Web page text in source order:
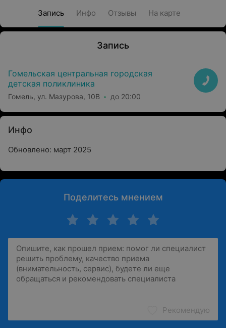
Запись Инфо Отзывы На карте
Запись
Гомельская центральная городская
детская поликлиника
Гомель, ул. Мазурова, 10В до 20:00
Инфо
Обновлено: март 2025
Поделитесь мнением
Рекомендую